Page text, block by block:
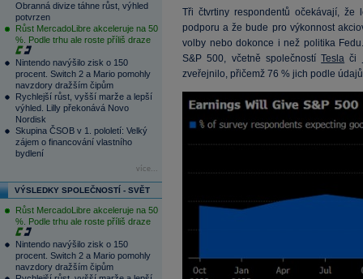
Obranná divize táhne růst, výhled
potvrzen
Růst MercadoLibre akceleruje na 50
%. Podle trhu ale roste příliš draze
Nintendo navýšilo zisk o 150
procent. Switch 2 a Mario pomohly
navzdory dražším čipům
Rychlejší růst, vyšší marže a lepší
výhled. Lilly překonává Novo
Nordisk
Skupina ČSOB v 1. pololetí: Velký
zájem o financování vlastního
bydlení
více...
VÝSLEDKY SPOLEČNOSTÍ - SVĚT
Růst MercadoLibre akceleruje na 50
%. Podle trhu ale roste příliš draze
Nintendo navýšilo zisk o 150
procent. Switch 2 a Mario pomohly
navzdory dražším čipům
Tři čtvrtiny respondentů očekávají, že
podporu a že bude pro výkonnost
volby nebo dokonce i než politika
S&P 500, včetně společnostíTesla či
zveřejnilo, přičemž 76 % jich podle